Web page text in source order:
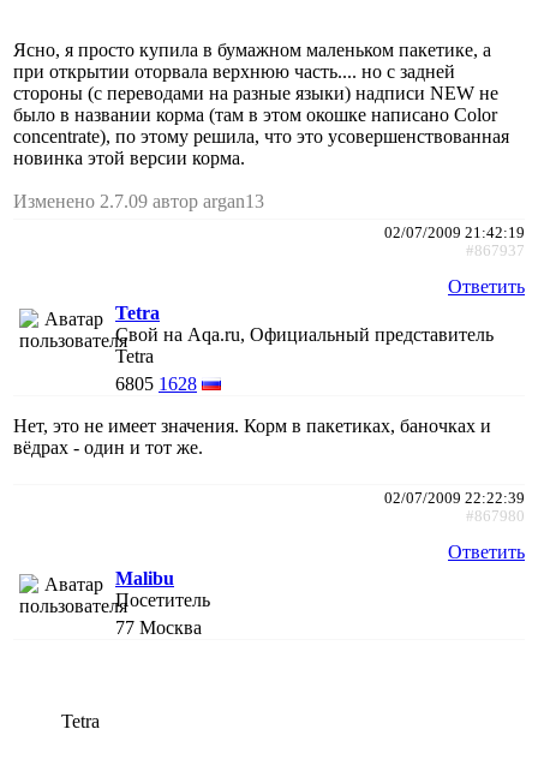
Ясно, я просто купила в бумажном маленьком пакетике, а
при открытии оторвала верхнюю часть.... но с задней
стороны (с переводами на разные языки) надписи NEW не
было в названии корма (там в этом окошке написано Color
concentrate), по этому решила, что это усовершенствованная
новинка этой версии корма.
Изменено 2.7.09 автор argan13
02/07/2009 21:42:19
#867937
Ответить
Tetra
Свой на Aqa.ru, Официальный представитель
Tetra
6805 1628
Нет, это не имеет значения. Корм в пакетиках, баночках и
вёдрах - один и тот же.
02/07/2009 22:22:39
#867980
Ответить
Malibu
Посетитель
77 Москва
Tetra